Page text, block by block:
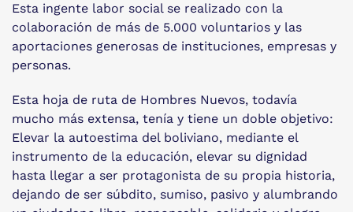
Esta ingente labor social se realizado con la
colaboración de más de 5.000 voluntarios y las
aportaciones generosas de instituciones, empresas y
personas.
Esta hoja de ruta de Hombres Nuevos, todavía
mucho más extensa, tenía y tiene un doble objetivo:
Elevar la autoestima del boliviano, mediante el
instrumento de la educación, elevar su dignidad
hasta llegar a ser protagonista de su propia historia,
dejando de ser súbdito, sumiso, pasivo y alumbrando